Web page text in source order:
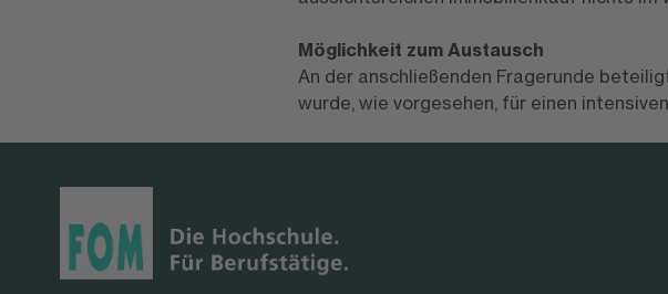
Möglichkeit zum Austausch
An der anschließenden Fragerunde
wurde, wie vorgesehen, für einen